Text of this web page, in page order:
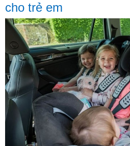
cho trẻ em